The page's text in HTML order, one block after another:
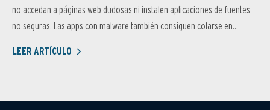
no accedan a páginas web dudosas ni instalen aplicaciones de fuentes
no seguras. Las apps con malware también consiguen colarse en...
LEER ARTÍCULO